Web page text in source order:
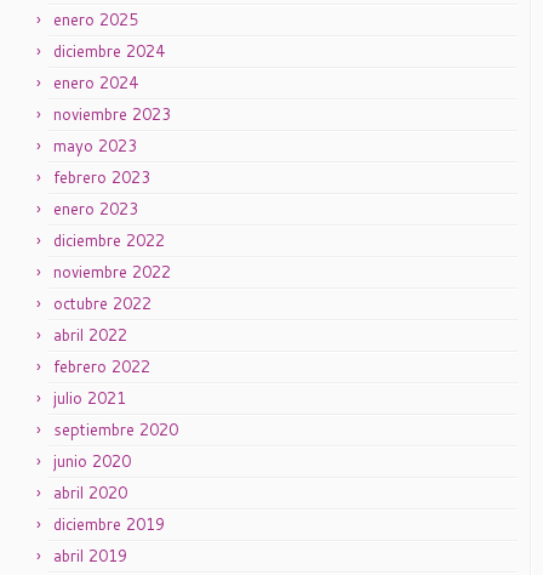
enero 2025
diciembre 2024
enero 2024
noviembre 2023
mayo 2023
febrero 2023
enero 2023
diciembre 2022
noviembre 2022
octubre 2022
abril 2022
febrero 2022
julio 2021
septiembre 2020
junio 2020
abril 2020
diciembre 2019
abril 2019